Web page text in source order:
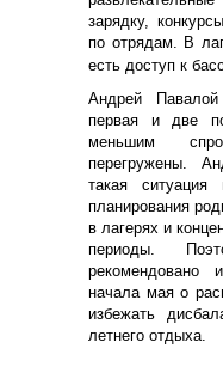
зарядку,
по отрядам. В
есть доступ к
Андрей
первая и две
меньшим
перегружены.
такая ситуация
планирования
в лагерях и
периоды.
рекомендовано
начала мая о
избежать
летнего отдыха.